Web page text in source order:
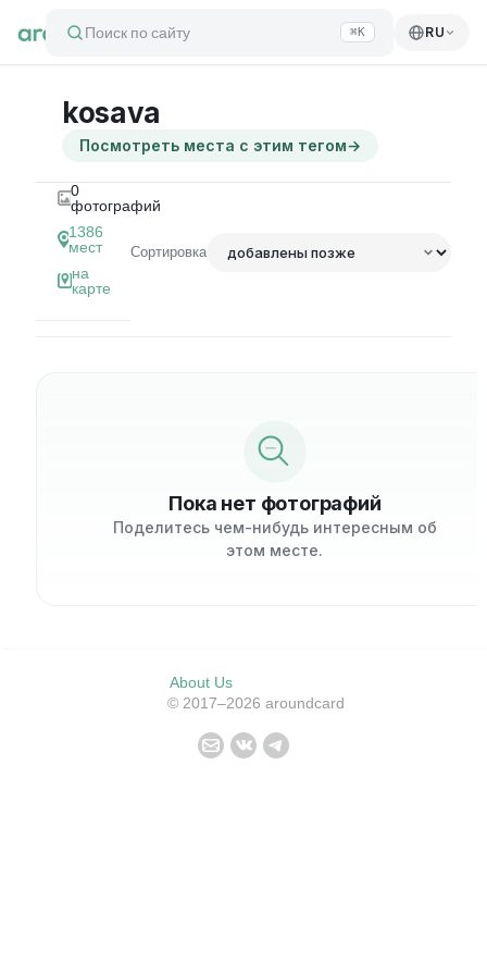
Поиск по сайту ⌘K RU
kosava
Посмотреть места с этим тегом→
0
фотографий
1386
мест
на
карте
Сортировка
Пока нет фотографий
Поделитесь чем-нибудь интересным об
этом месте.
About Us
© 2017–2026 aroundcard